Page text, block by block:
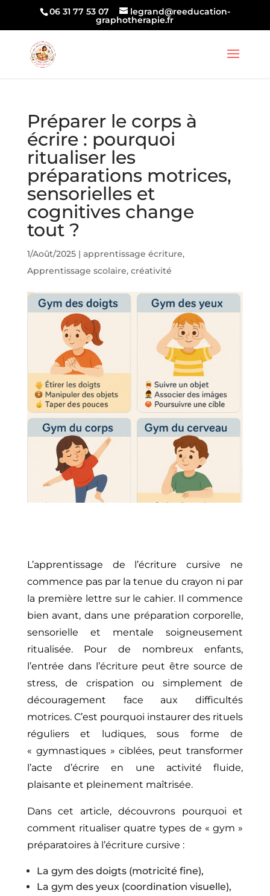
06 31 77 53 07 legrand@reeducation-
graphotherapie.fr
Préparer le corps à
écrire : pourquoi
ritualiser les
préparations motrices,
sensorielles et
cognitives change
tout ?
1/Août/2025| apprentissage écriture,
Apprentissage scolaire, créativité
L’apprentissage de l’écriture cursive ne
commence pas par la tenue du crayon ni par
la première lettre sur le cahier. Il commence
bien avant, dans une préparation corporelle,
sensorielle et mentale soigneusement
ritualisée. Pour de nombreux enfants,
l’entrée dans l’écriture peut être source de
stress, de crispation ou simplement de
découragement face aux difficultés
motrices. C’est pourquoi instaurer des rituels
réguliers et ludiques, sous forme de
« gymnastiques » ciblées, peut transformer
l’acte d’écrire en une activité fluide,
plaisante et pleinement maîtrisée.
Dans cet article, découvrons pourquoi et
comment ritualiser quatre types de « gym »
préparatoires à l’écriture cursive :
La gym des doigts (motricité fine),
La gym des yeux (coordination visuelle),